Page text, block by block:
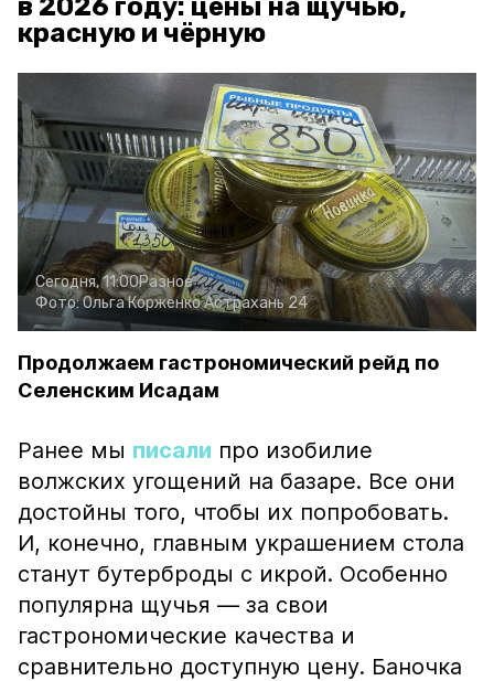
в 2026 году: цены на щучью,
красную и чёрную
Сегодня, 11:00Разное
Фото:Ольга КорженкоАстрахань 24
Продолжаем гастрономический рейд по
Селенским Исадам
Ранее мы писали про изобилие
волжских угощений на базаре. Все они
достойны того, чтобы их попробовать.
И, конечно, главным украшением стола
станут бутерброды с икрой. Особенно
популярна щучья — за свои
гастрономические качества и
сравнительно доступную цену. Баночка